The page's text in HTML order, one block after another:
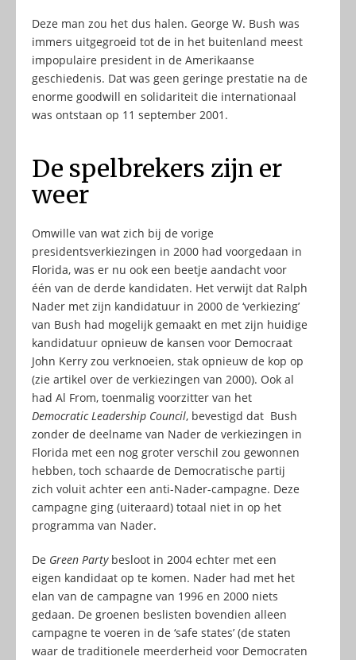
Deze man zou het dus halen. George W. Bush was
immers uitgegroeid tot de in het buitenland meest
impopulaire president in de Amerikaanse
geschiedenis. Dat was geen geringe prestatie na de
enorme goodwill en solidariteit die internationaal
was ontstaan op 11 september 2001.
De spelbrekers zijn er
weer
Omwille van wat zich bij de vorige
presidentsverkiezingen in 2000 had voorgedaan in
Florida, was er nu ook een beetje aandacht voor
één van de derde kandidaten. Het verwijt dat Ralph
Nader met zijn kandidatuur in 2000 de ‘verkiezing’
van Bush had mogelijk gemaakt en met zijn huidige
kandidatuur opnieuw de kansen voor Democraat
John Kerry zou verknoeien, stak opnieuw de kop op
(zie artikel over de verkiezingen van 2000). Ook al
had Al From, toenmalig voorzitter van het
Democratic Leadership Council, bevestigd dat Bush
zonder de deelname van Nader de verkiezingen in
Florida met een nog groter verschil zou gewonnen
hebben, toch schaarde de Democratische partij
zich voluit achter een anti-Nader-campagne. Deze
campagne ging (uiteraard) totaal niet in op het
programma van Nader.
De Green Partybesloot in 2004 echter met een
eigen kandidaat op te komen. Nader had met het
elan van de campagne van 1996 en 2000 niets
gedaan. De groenen beslisten bovendien alleen
campagne te voeren in de ‘safe states’ (de staten
waar de traditionele meerderheid voor Democraten